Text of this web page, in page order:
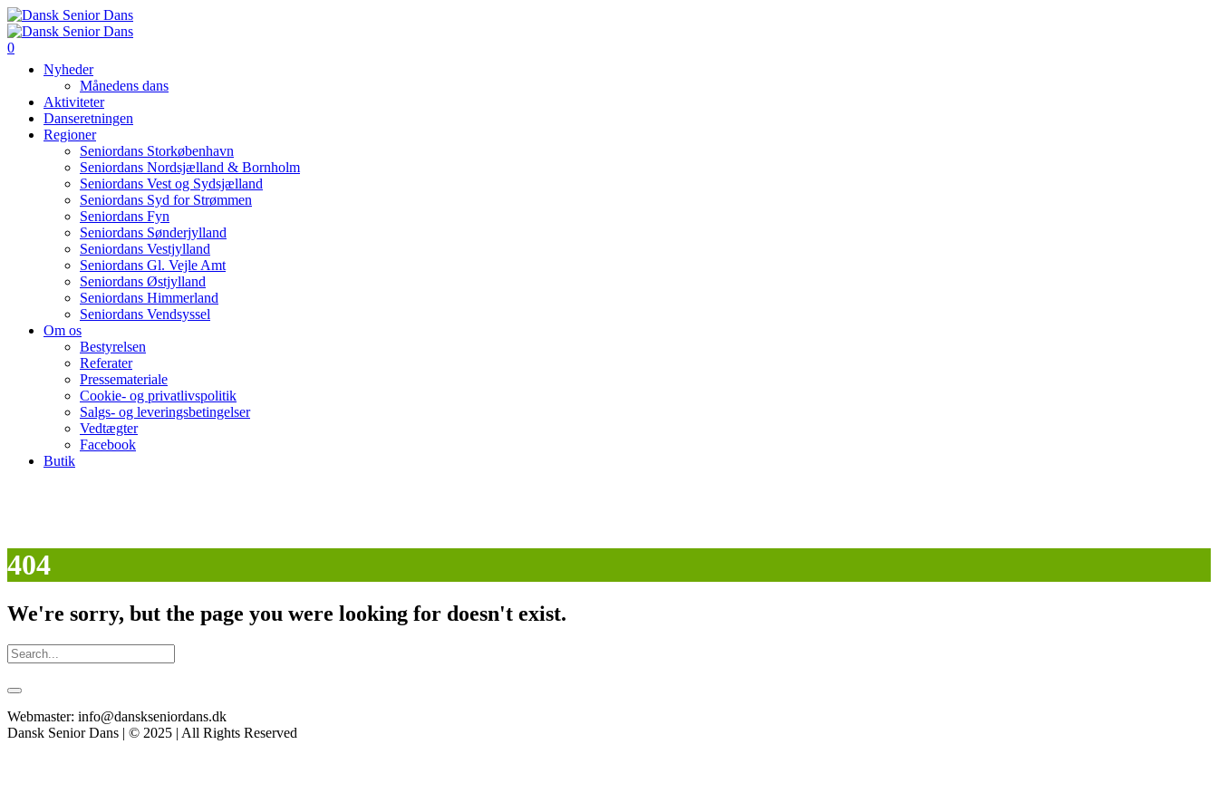
0
Nyheder
Månedens dans
Aktiviteter
Danseretningen
Regioner
Seniordans Storkøbenhavn
Seniordans Nordsjælland & Bornholm
Seniordans Vest og Sydsjælland
Seniordans Syd for Strømmen
Seniordans Fyn
Seniordans Sønderjylland
Seniordans Vestjylland
Seniordans Gl. Vejle Amt
Seniordans Østjylland
Seniordans Himmerland
Seniordans Vendsyssel
Om os
Bestyrelsen
Referater
Pressemateriale
Cookie- og privatlivspolitik
Salgs- og leveringsbetingelser
Vedtægter
Facebook
Butik
404
We're sorry, but the page you were looking for doesn't exist.
Webmaster: info@danskseniordans.dk
Dansk Senior Dans | © 2025 | All Rights Reserved